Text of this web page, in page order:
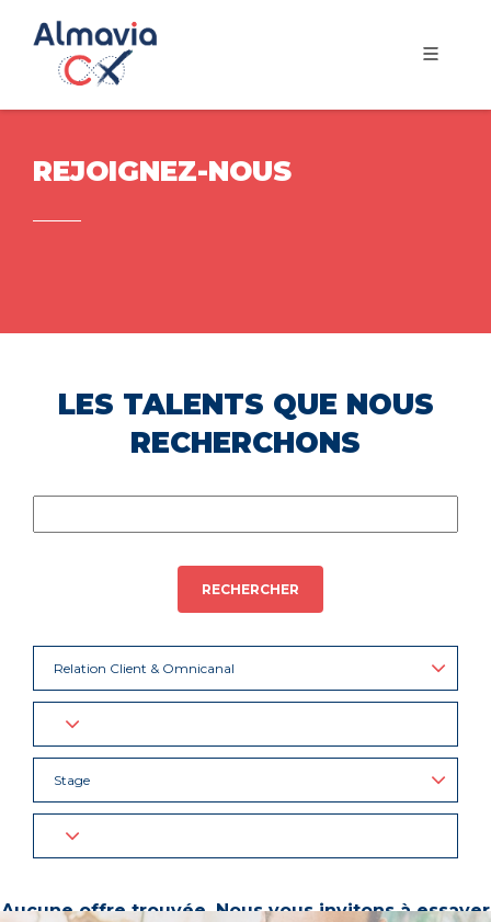
REJOIGNEZ-NOUS
LES TALENTS QUE NOUS
RECHERCHONS
RECHERCHER
Relation Client & Omnicanal
Stage
Aucune offre trouvée. Nous vous invitons à essayer